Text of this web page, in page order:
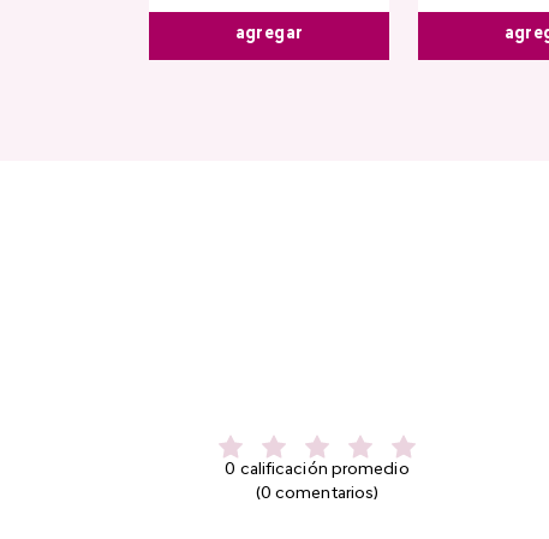
agregar
0 calificación promedio
(0 comentarios)